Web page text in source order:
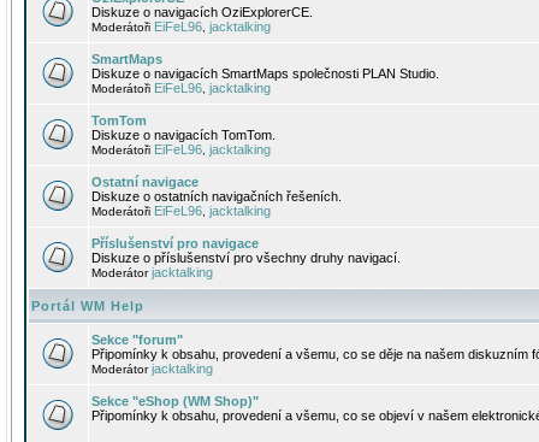
Diskuze o navigacích OziExplorerCE.
Moderátoři EiFeL96 jacktalking
SmartMaps
Diskuze o navigacích SmartMaps společnosti PLAN Studio.
Moderátoři EiFeL96 jacktalking
TomTom
Diskuze o navigacích TomTom.
Moderátoři EiFeL96 jacktalking
Ostatní navigace
Diskuze o ostatních navigačních řešeních.
Moderátoři EiFeL96 jacktalking
Příslušenství pro navigace
Diskuze o příslušenství pro všechny druhy navigací.
Moderátorjacktalking
Portál WM Help
Sekce "forum"
Připomínky k obsahu, provedení a všemu, co se děje na našem diskuzním
Moderátorjacktalking
Sekce "eShop (WM Shop)"
Připomínky k obsahu, provedení a všemu, co se objeví v našem